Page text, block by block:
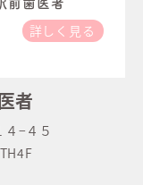
前歯医者
詳しく見る
者
−４５